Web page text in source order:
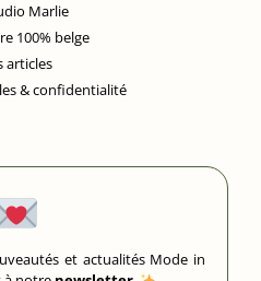
Marlie
100% belge
articles
& confidentialité
et actualités Mode in